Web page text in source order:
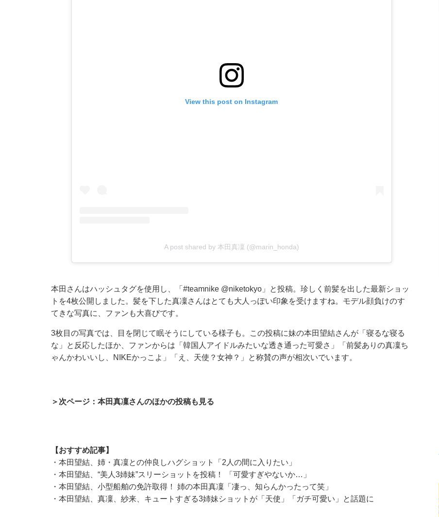
View this post on Instagram
A post shared by 本田真凜 (@marin_honda)
本田さんはハッシュタグを使用し、「#teamnike @niketokyo」と投稿。珍しく前髪を出した最新ショッ
トを4枚公開しました。髪を下した真凜さんはとても大人っぽい印象を受けますね。モデル顔負けのす
てきな写真に、ファンも大喜びです。
3枚目の写真では、目を閉じて眠そうにしている様子も。この投稿に妹の本田望結さんが「寝るな寝る
な」と反応したほか、ファンからは「韓国人アイドルみたいな透き通った可愛さ」「前髪ありの真凜ち
ゃんかわいいし、NIKEかっこよ」「え、天使？女神？」と称賛の声が相次いでいます。
＞次ページ：本田真凜さんのほかの投稿も見る
【おすすめ記事】
・ 本田望結、姉・真凜との仲良しハグショット「2人の間に入りたい」
・ 本田望結、“美人3姉妹”スリーショットを投稿！ 「可愛すぎやないか…」
・ 本田望結、小型船舶の免許取得！ 姉の本田真凜「凄っ、知らんかったって笑」
・ 本田望結、真凜、紗来、キュートすぎる3姉妹ショットが「天使」「ガチ可愛い」と話題に